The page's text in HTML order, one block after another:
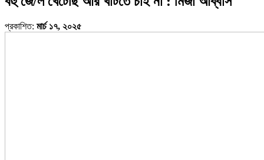
প্রকাশিত: মার্চ ১৭, ২০২৫